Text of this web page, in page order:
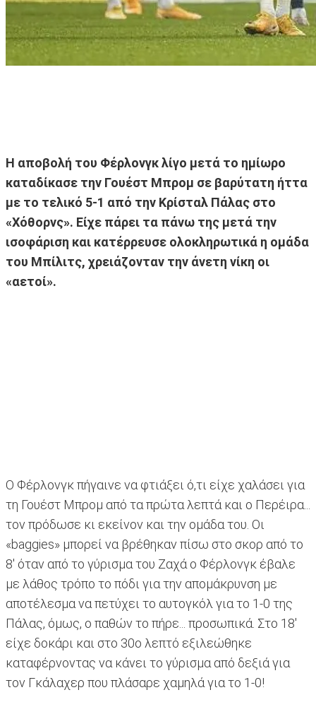
Η αποβολή του Φέρλονγκ λίγο μετά το ημίωρο
καταδίκασε την Γουέστ Μπρομ σε βαρύτατη ήττα
με το τελικό 5-1 από την Κρίσταλ Πάλας στο
«Χόθορνς». Είχε πάρει τα πάνω της μετά την
ισοφάριση και κατέρρευσε ολοκληρωτικά η ομάδα
του Μπίλιτς, χρειάζονταν την άνετη νίκη οι
«αετοί».
Ο Φέρλονγκ πήγαινε να φτιάξει ό,τι είχε χαλάσει για
τη Γουέστ Μπρομ από τα πρώτα λεπτά και ο Περέιρα...
τον πρόδωσε κι εκείνον και την ομάδα του. Οι
«baggies» μπορεί να βρέθηκαν πίσω στο σκορ από το
8' όταν από το γύρισμα του Ζαχά ο Φέρλονγκ έβαλε
με λάθος τρόπο το πόδι για την απομάκρυνση με
αποτέλεσμα να πετύχει το αυτογκόλ για το 1-0 της
Πάλας, όμως, ο παθών το πήρε... προσωπικά. Στο 18'
είχε δοκάρι και στο 30ο λεπτό εξιλεώθηκε
καταφέρνοντας να κάνει το γύρισμα από δεξιά για
τον Γκάλαχερ που πλάσαρε χαμηλά για το 1-0!